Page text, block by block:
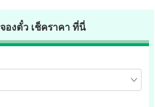
จองตั๋ว เช็คราคา ที่นี่